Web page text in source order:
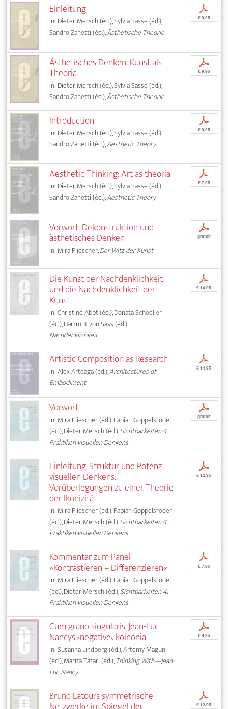
Einleitung
In: Dieter Mersch (éd.), Sylvia Sasse (éd.),
Sandro Zanetti (éd.),Ästhetische Theorie
p
€ 9,95
Ästhetisches Denken: Kunst als
Theoria
In: Dieter Mersch (éd.), Sylvia Sasse (éd.),
Sandro Zanetti (éd.),Ästhetische Theorie
p
€ 9,95
Introduction
In: Dieter Mersch (éd.), Sylvia Sasse (éd.),
Sandro Zanetti (éd.),Aesthetic Theory
p
€ 9,95
Aesthetic Thinking: Art as theoria
In: Dieter Mersch (éd.), Sylvia Sasse (éd.),
Sandro Zanetti (éd.),Aesthetic Theory
p
€ 7,95
Vorwort: Dekonstruktion und
ästhetisches Denken
In: Mira Fliescher,Der Witz der Kunst
p
gratuit
Die Kunst der Nachdenklichkeit
und die Nachdenklichkeit der
Kunst
In: Christine Abbt (éd.), Donata Schoeller
(éd.), Hartmut von Sass (éd.),
Nachdenklichkeit
p
€ 14,95
Artistic Composition as Research
In: Alex Arteaga (éd.),Architectures of
Embodiment
p
€ 14,95
Vorwort
In: Mira Fliescher (éd.), Fabian Goppelsröder
(éd.), Dieter Mersch (éd.),Sichtbarkeiten 4:
Praktiken visuellen Denkens
p
gratuit
Einleitung. Struktur und Potenz
visuellen Denkens.
Vorüberlegungen zu einer Theorie
der Ikonizität
In: Mira Fliescher (éd.), Fabian Goppelsröder
(éd.), Dieter Mersch (éd.),Sichtbarkeiten 4:
Praktiken visuellen Denkens
p
€ 12,95
Kommentar zum Panel
»Kontrastieren – Differenzieren«
In: Mira Fliescher (éd.), Fabian Goppelsröder
(éd.), Dieter Mersch (éd.),Sichtbarkeiten 4:
Praktiken visuellen Denkens
p
€ 7,95
Cum grano singularis. Jean-Luc
Nancys ›negative‹ koinonia
In: Susanna Lindberg (éd.), Artemy Magun
(éd.), Marita Tatari (éd.),Thinking With—Jean-
Luc Nancy
p
€ 9,95
Bruno Latours symmetrische p
€ 12,95